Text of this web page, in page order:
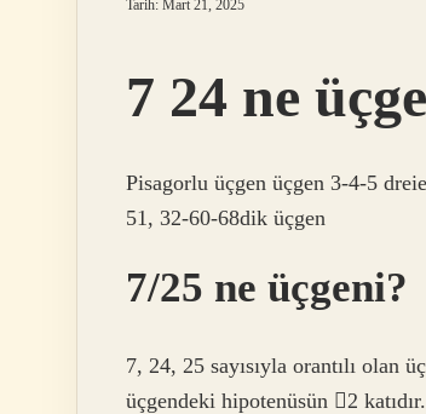
Tarih: Mart 21, 2025
7 24 ne
Pisagorlu üçgen üçgen 3-4-5
51, 32-60-68dik üçgen
7/25 ne üçgeni?
7, 24, 25 sayısıyla orantılı olan
üçgendeki hipotenüsün 2